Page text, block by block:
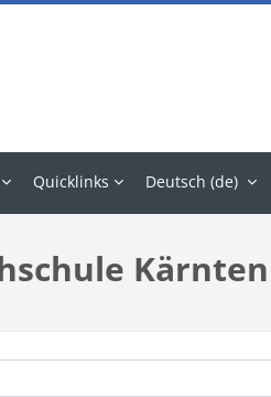
Quicklinks Deutsch ‎(de)‎
Kärnten